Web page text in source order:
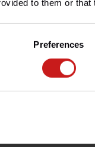
to them or
Preferences
cambiará - Los
nuestro